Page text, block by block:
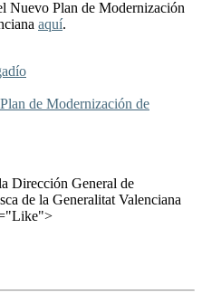
Nuevo Plan de Modernización
aquí.
Plan de Modernización de
Dirección General de
de la Generalitat Valenciana